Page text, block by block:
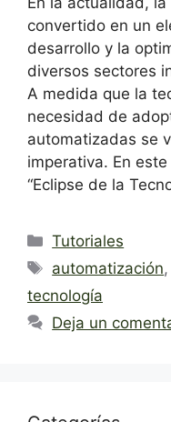
convertido en un
desarrollo y la
diversos sectores
A medida que la
necesidad de
automatizadas se
imperativa. En
“Eclipse de la
Categorías
Tutoriales
Etiquetas
automatización
tecnología
Deja un